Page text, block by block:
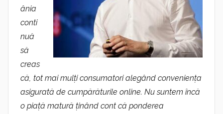
ânia
conti
nuă
să
creas
că, tot mai mulți consumatori alegând conveniența
asigurată de cumpărăturile online. Nu suntem încă
o piață matură ținând cont că ponderea